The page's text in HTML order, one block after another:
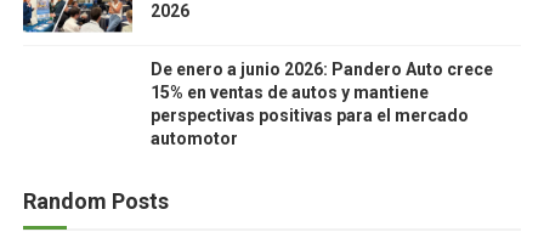
2026
De enero a junio 2026: Pandero Auto crece
15% en ventas de autos y mantiene
perspectivas positivas para el mercado
automotor
Random Posts